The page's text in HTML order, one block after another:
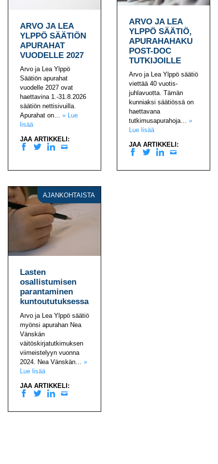
ARVO JA LEA
YLPPÖ SÄÄTIÖN
APURAHAT
VUODELLE 2027
Arvo ja Lea Ylppö
Säätiön apurahat
vuodelle 2027 ovat
haettavina 1.-31.8.2026
säätiön nettisivuilla.
Apurahat on… » Lue
lisää
JAA ARTIKKELI:
Facebook
TwitterLinkedin
ARVO JA LEA
YLPPÖ SÄÄTIÖ,
APURAHAHAKU
POST-DOC
TUTKIJOILLE
Arvo ja Lea Ylppö säätiö
viettää 40 vuotis-
juhlavuotta. Tämän
kunniaksi säätiössä on
haettavana
tutkimusapurahoja… »
Lue lisää
JAA ARTIKKELI:
Facebook
TwitterLinkedin
Lasten
osallistumisen
parantaminen
kuntoututuksessa
Arvo ja Lea Ylppö säätiö
myönsi apurahan Nea
Vänskän
väitöskirjatutkimuksen
viimeistelyyn vuonna
2024. Nea Vänskän… »
Lue lisää
JAA ARTIKKELI:
Facebook
TwitterLinkedin
AJANKOHTAISTA